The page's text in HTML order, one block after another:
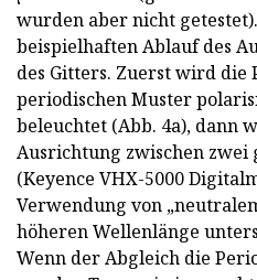
wurden aber nicht
beispielhaften Ablauf des
des Gitters. Zuerst wird die
periodischen Muster
beleuchtet (Abb. 4a), dann
Ausrichtung zwischen
(Keyence VHX-5000
Verwendung von
höheren Wellenlänge
Wenn der Abgleich die